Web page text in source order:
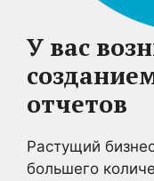
У вас
отчетов
Растущий
большего